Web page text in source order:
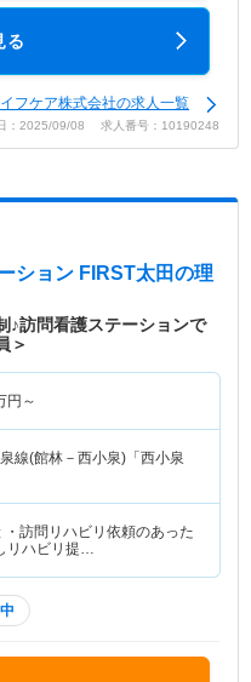
る
フケア株式会社の求人一覧
：2025/09/08 求人番号：10190248
ション FIRST太田の理
♪訪問看護ステーションで
＞
円～
線(館林－西小泉)「西小泉
訪問リハビリ依頼のあった
リハビリ提…